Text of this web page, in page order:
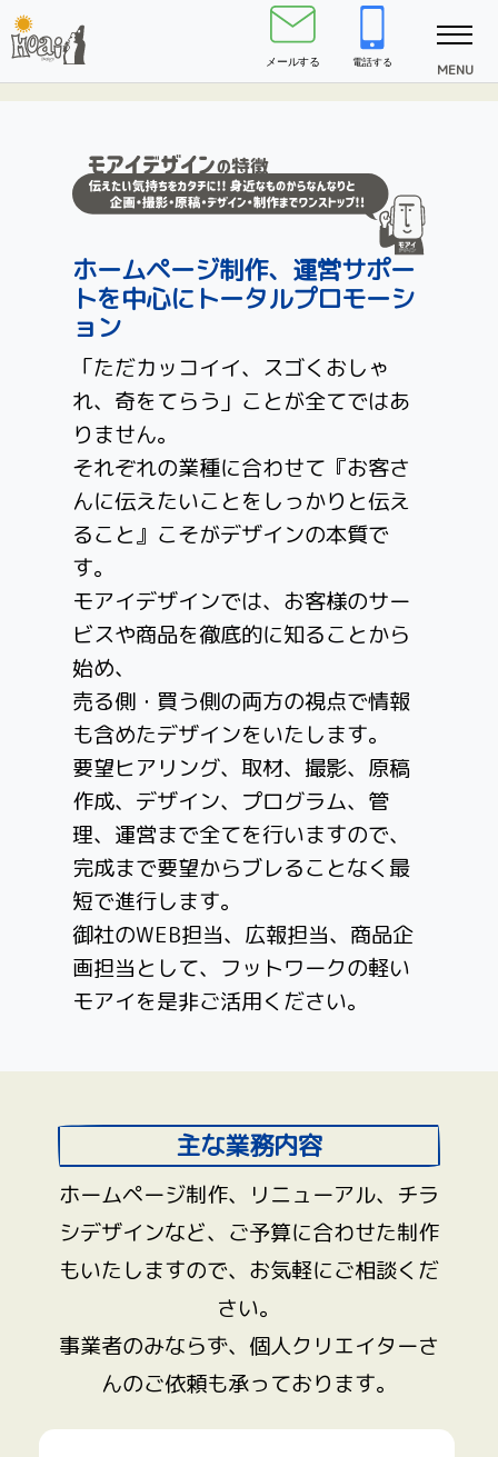
ホームページ制作、運営サポー
トを中心にトータルプロモーシ
ョン
「ただカッコイイ、スゴくおしゃ
れ、奇をてらう」ことが全てではあ
りません。
それぞれの業種に合わせて『お客さ
んに伝えたいことをしっかりと伝え
ること』こそがデザインの本質で
す。
モアイデザインでは、お客様のサー
ビスや商品を徹底的に知ることから
始め、
売る側・買う側の両方の視点で情報
も含めたデザインをいたします。
要望ヒアリング、取材、撮影、原稿
作成、デザイン、プログラム、管
理、運営まで全てを行いますので、
完成まで要望からブレることなく最
短で進行します。
御社のWEB担当、広報担当、商品企
画担当として、フットワークの軽い
モアイを是非ご活用ください。
主な業務内容
ホームページ制作、リニューアル、チラ
シデザインなど、ご予算に合わせた制作
もいたしますので、お気軽にご相談くだ
さい。
事業者のみならず、個人クリエイターさ
んのご依頼も承っております。